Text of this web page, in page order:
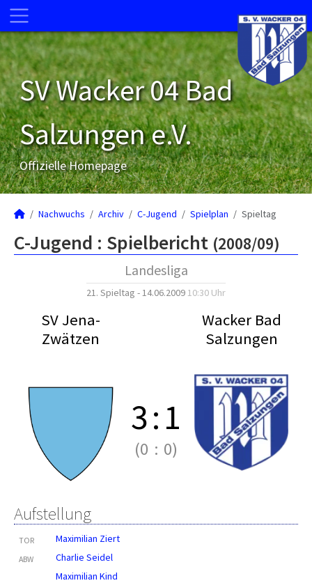
SV Wacker 04 Bad
Salzungen e.V.
Offizielle Homepage
Nachwuchs Archiv C-Jugend Spielplan Spieltag
C-Jugend : Spielbericht (2008/09)
Landesliga
21. Spieltag - 14.06.2009 10:30 Uhr
SV Jena-
Zwätzen
Wacker Bad
Salzungen
3:1
(0 : 0)
Aufstellung
TOR Maximilian Ziert
ABW
Charlie Seidel
Maximilian Kind